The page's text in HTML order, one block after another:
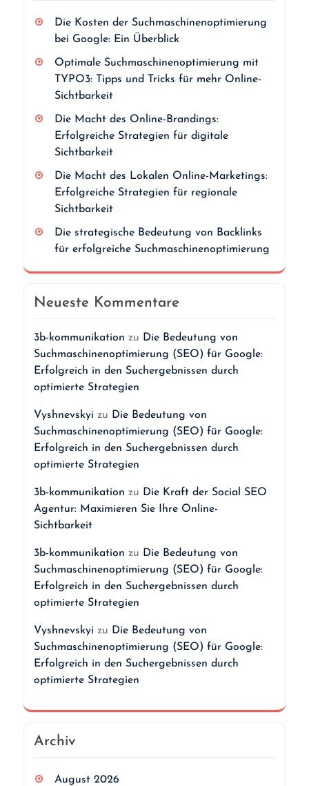
Die Kosten der Suchmaschinenoptimierung
bei Google: Ein Überblick
Optimale Suchmaschinenoptimierung mit
TYPO3: Tipps und Tricks für mehr Online-
Sichtbarkeit
Die Macht des Online-Brandings:
Erfolgreiche Strategien für digitale
Sichtbarkeit
Die Macht des Lokalen Online-Marketings:
Erfolgreiche Strategien für regionale
Sichtbarkeit
Die strategische Bedeutung von Backlinks
für erfolgreiche Suchmaschinenoptimierung
Neueste Kommentare
3b-kommunikation zu Die Bedeutung von
Suchmaschinenoptimierung (SEO) für Google:
Erfolgreich in den Suchergebnissen durch
optimierte Strategien
Vyshnevskyi zu Die Bedeutung von
Suchmaschinenoptimierung (SEO) für Google:
Erfolgreich in den Suchergebnissen durch
optimierte Strategien
3b-kommunikation zu Die Kraft der Social SEO
Agentur: Maximieren Sie Ihre Online-
Sichtbarkeit
3b-kommunikation zu Die Bedeutung von
Suchmaschinenoptimierung (SEO) für Google:
Erfolgreich in den Suchergebnissen durch
optimierte Strategien
Vyshnevskyi zu Die Bedeutung von
Suchmaschinenoptimierung (SEO) für Google:
Erfolgreich in den Suchergebnissen durch
optimierte Strategien
Archiv
August 2026